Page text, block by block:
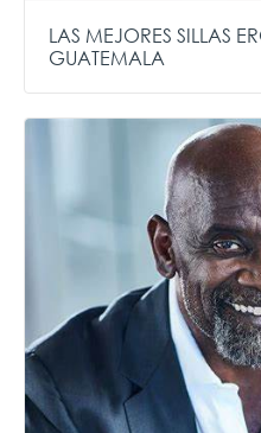
LAS MEJORES SILLAS
GUATEMALA